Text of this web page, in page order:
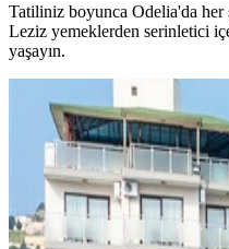
Tatiliniz boyunca Odelia'da
Leziz yemeklerden serinletici
yaşayın.